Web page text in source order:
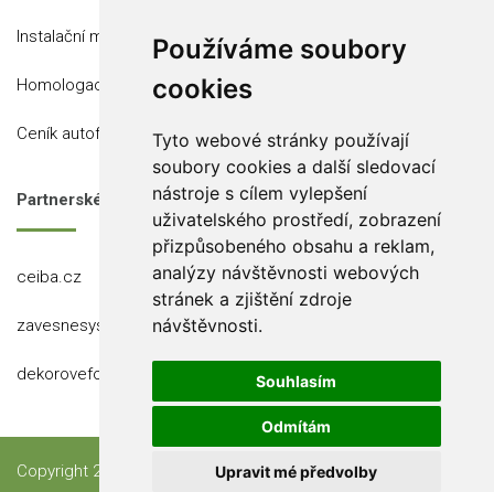
Používáme soubory
cookies
Tyto webové stránky používají
soubory cookies a další sledovací
nástroje s cílem vylepšení
uživatelského prostředí, zobrazení
přizpůsobeného obsahu a reklam,
analýzy návštěvnosti webových
stránek a zjištění zdroje
návštěvnosti.
Souhlasím
Odmítám
Upravit mé předvolby
Instalační místa
Homologace
Ceník autofólií
Partnerské stránky
ceiba.cz
zavesnesystemy.cz
dekorovefolie.cz
Copyright 2023 Ceiba, s.r.o.